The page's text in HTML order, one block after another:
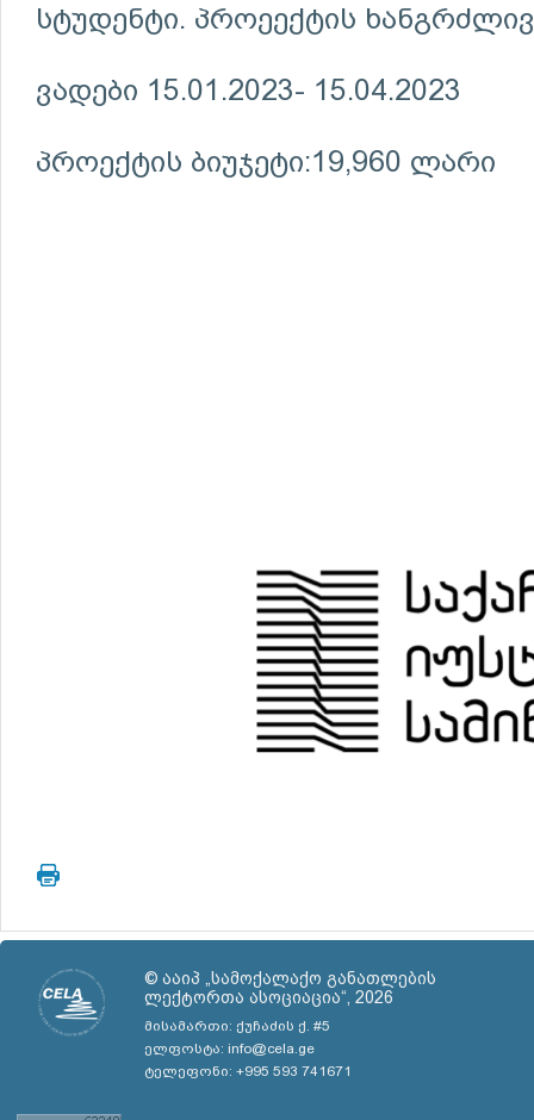
სტუდენტი. პროეექტის
ვადები 15.01.2023- 15.04.2023
პროექტის ბიუჯეტი:19,960 ლარი
© ააიპ „სამოქალაქო განათლების
ლექტორთა ასოციაცია“, 2026
მისამართი: ქუჩაძის ქ. #5
ელფოსტა: info@cela.ge
ტელეფონი: +995 593 741671